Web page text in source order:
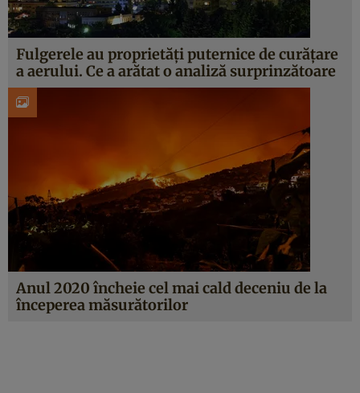
Fulgerele au proprietăți puternice de curățare
a aerului. Ce a arătat o analiză surprinzătoare
Anul 2020 încheie cel mai cald deceniu de la
începerea măsurătorilor